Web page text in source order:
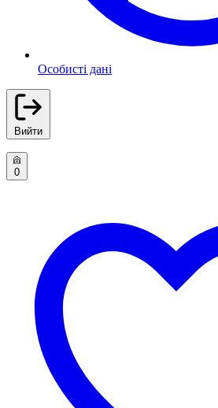
Особисті дані
Вийти
0